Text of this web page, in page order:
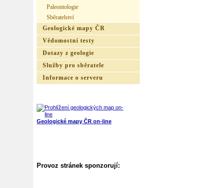
Paleontologie
Sběratelství
Geologické mapy ČR
Vědomostní testy
Dotazy z geologie
Služby pro sběratele
Informace o serveru
Geologické mapy ČR on-line
Provoz stránek sponzorují: